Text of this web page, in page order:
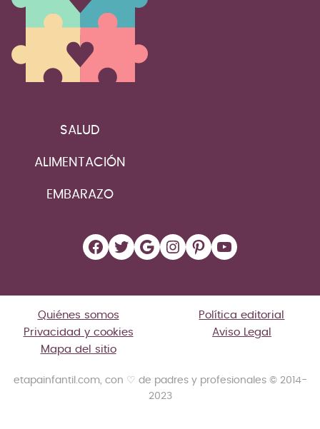
SALUD
ALIMENTACIÓN
EMBARAZO
Facebook
Twitter
Google
Instagram
Pinterest
YouTube
Quiénes somos
Política editorial
Privacidad y cookies
Aviso Legal
Mapa del sitio
etapainfantil.com, con ♡ de padres y profesionales © 2014-
2023